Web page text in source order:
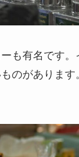
も有名です。
のがあります